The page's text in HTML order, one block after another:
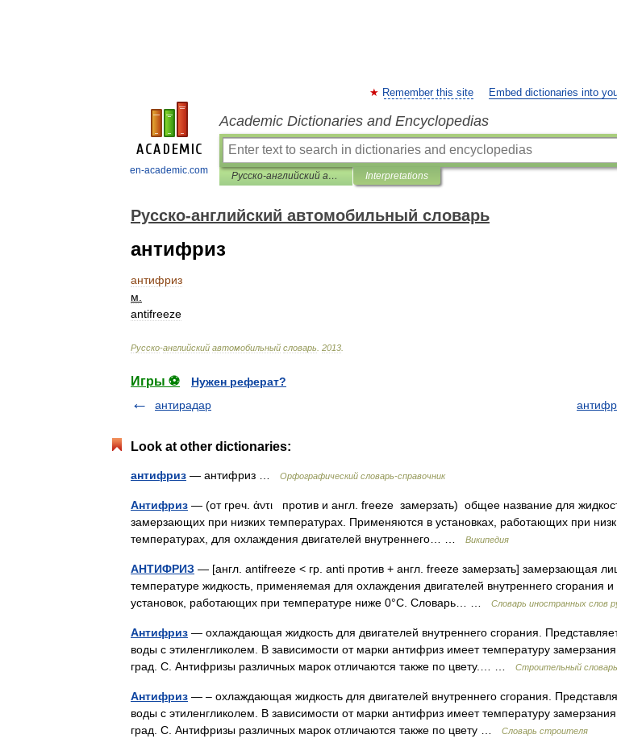
en-academic.com
Remember this site Embed dictionaries into
Academic Dictionaries and Encyclopedias
Русско-английский автомобильный словарь Interpretations
Русско-английский автомобильный словарь
антифриз
антифриз
м
antifreeze
Русско-английский автомобильный словарь 2013
Игры ⚽
Нужен реферат?
антирадар
Look at other dictionaries:
антифриз — антифриз … Орфографический словарь-справочник
Антифриз — (от греч. ἀντι против и англ. freeze замерзать) общее название для
замерзающих при низких температурах. Применяются в установках, работающих при
температурах, для охлаждения двигателей внутреннего… …
Википедия
АНТИФРИЗ — [англ. antifreeze < гр. anti против + англ. freeze замерзать] замерзающая
температуре жидкость, применяемая для охлаждения двигателей внутреннего сгорания
установок, работающих при температуре ниже 0°C. Словарь… …
Словарь иностранных слов
Антифриз — охлаждающая жидкость для двигателей внутреннего сгорания.
воды с этиленгликолем. В зависимости от марки антифриз имеет температуру
град. С. Антифризы различных марок отличаются также по цвету.… …
Строительный словарь
Антифриз — – охлаждающая жидкость для двигателей внутреннего сгорания.
воды с этиленгликолем. В зависимости от марки антифриз имеет температуру
град. С. Антифризы различных марок отличаются также по цвету …
Словарь строителя